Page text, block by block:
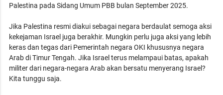
Palestina pada Sidang Umum PBB bulan September 2025.
Jika Palestina resmi diakui sebagai negara berdaulat semoga aksi
kekejaman Israel juga berakhir. Mungkin perlu juga aksi yang lebih
keras dan tegas dari Pemerintah negara OKI khususnya negara
Arab di Timur Tengah. Jika Israel terus melampaui batas, apakah
militer dari negara-negara Arab akan bersatu menyerang Israel?
Kita tunggu saja.